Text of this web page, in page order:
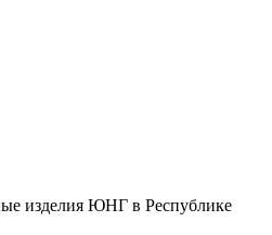
изделия ЮНГ в Республике